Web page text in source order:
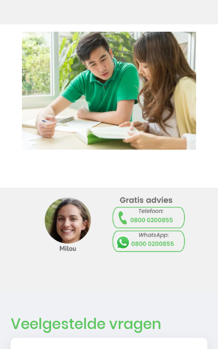
Veelgestelde vragen